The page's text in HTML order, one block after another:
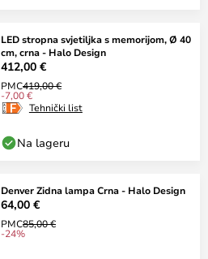
LED stropna svjetiljka s memorijom, Ø 40
cm, crna - Halo Design
412,00 €
PMC419,00 €
-7,00 €
Tehnički list
Na lageru
Denver Zidna lampa Crna - Halo Design
64,00 €
PMC85,00 €
-24%